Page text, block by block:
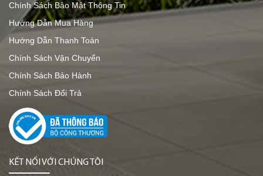
Chính Sách Bảo Mật Thông Tin
Hướng Dẫn Mua Hàng
Hướng Dẫn Thanh Toán
Chính Sách Vận Chuyển
Chính Sách Bảo Hành
Chính Sách Đổi Trả
KẾT NỐI VỚI CHÚNG TÔI